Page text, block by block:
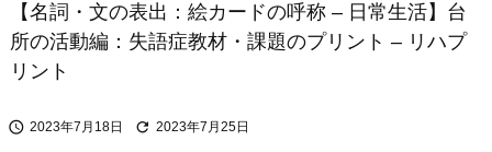
【名詞・文の表出：絵カードの呼称 – 日常生活】台
所の活動編：失語症教材・課題のプリント – リハプ
リント
 2023年7月18日  2023年7月25日